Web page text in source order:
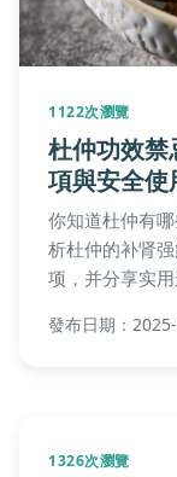
1122次瀏覽
杜仲功效
項與安全使
你知道杜仲有
析杜仲的补肾
项，并分享实
發布日期：
1326次瀏覽